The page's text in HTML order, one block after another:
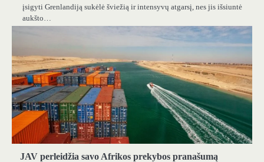
įsigyti Grenlandiją sukėlė šviežią ir intensyvų atgarsį, nes jis išsiuntė
aukšto…
JAV perleidžia savo Afrikos prekybos pranašumą